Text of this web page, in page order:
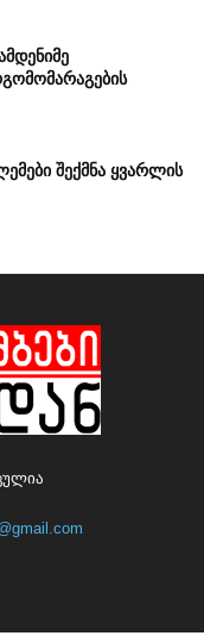
შექმნა ყვარლის